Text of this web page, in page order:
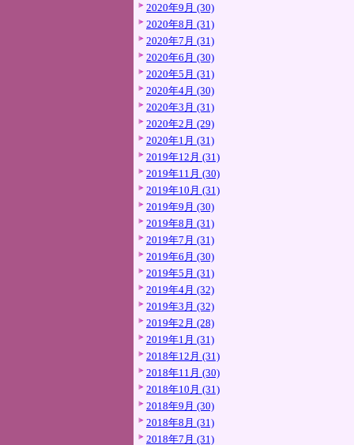
2020年9月 (30)
2020年8月 (31)
2020年7月 (31)
2020年6月 (30)
2020年5月 (31)
2020年4月 (30)
2020年3月 (31)
2020年2月 (29)
2020年1月 (31)
2019年12月 (31)
2019年11月 (30)
2019年10月 (31)
2019年9月 (30)
2019年8月 (31)
2019年7月 (31)
2019年6月 (30)
2019年5月 (31)
2019年4月 (32)
2019年3月 (32)
2019年2月 (28)
2019年1月 (31)
2018年12月 (31)
2018年11月 (30)
2018年10月 (31)
2018年9月 (30)
2018年8月 (31)
2018年7月 (31)